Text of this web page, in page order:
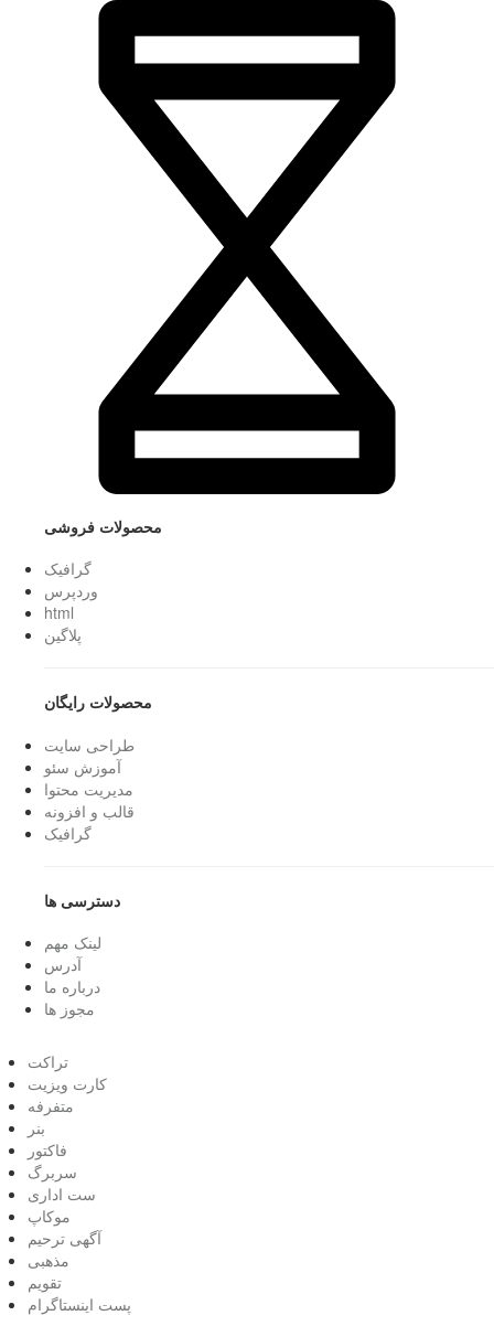
محصولات فروشی
گرافیک
وردپرس
html
پلاگین
محصولات رایگان
طراحی سایت
آموزش سئو
مدیریت محتوا
قالب و افزونه
گرافیک
دسترسی ها
لینک مهم
آدرس
درباره ما
مجوز ها
تراکت
کارت ویزیت
متفرفه
بنر
فاکتور
سربرگ
ست اداری
موکاپ
آگهی ترحیم
مذهبی
تقویم
پست اینستاگرام